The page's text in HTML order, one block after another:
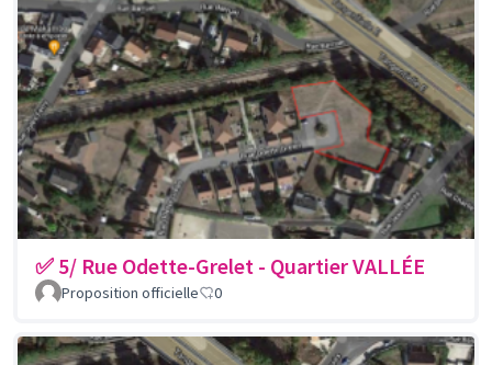
✅ 5/ Rue Odette-Grelet - Quartier VALLÉE
Proposition officielle 0